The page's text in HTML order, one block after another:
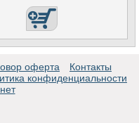
оферта
Контакты
конфиденциальности